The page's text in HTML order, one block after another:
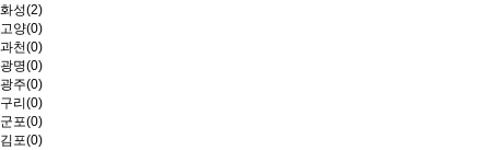
화성(2)
고양(0)
과천(0)
광명(0)
광주(0)
구리(0)
군포(0)
김포(0)